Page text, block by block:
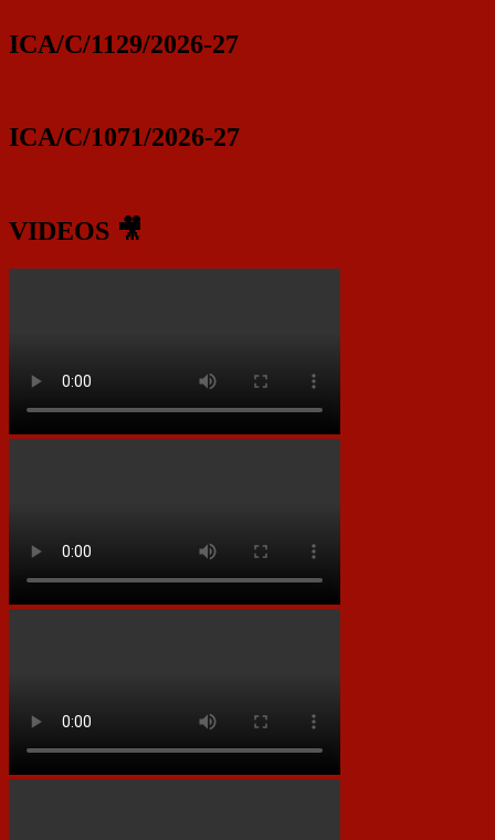
ICA/C/1129/2026-27
ICA/C/1071/2026-27
VIDEOS 🎥